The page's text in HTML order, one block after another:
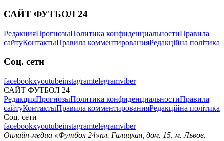
САЙТ ФУТБОЛ 24
РедакцияПрогнозыПолитика конфиденциальностиПравила
сайтуКонтактыПравила комментированияРедакційна політика
Соц. сети
facebookxyoutubeinstagramtelegramviber
САЙТ ФУТБОЛ 24
РедакцияПрогнозыПолитика конфиденциальностиПравила
сайтуКонтактыПравила комментированияРедакційна політика
Соц. сети
facebookxyoutubeinstagramtelegramviber
Онлайн-медиа «Футбол 24»пл. Галицкая, дом. 15, м. Львов,